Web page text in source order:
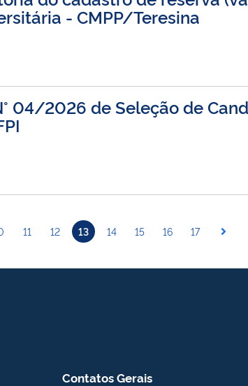
- CMPP/Teresina
04/2026 de Seleção de
11 12 13 14 15 16 17
Contatos Gerais